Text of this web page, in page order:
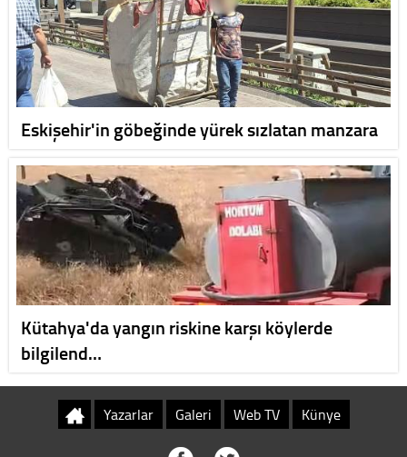
Eskişehir'in göbeğinde yürek sızlatan manzara
Kütahya'da yangın riskine karşı köylerde
bilgilend…
Yazarlar Galeri Web TV Künye